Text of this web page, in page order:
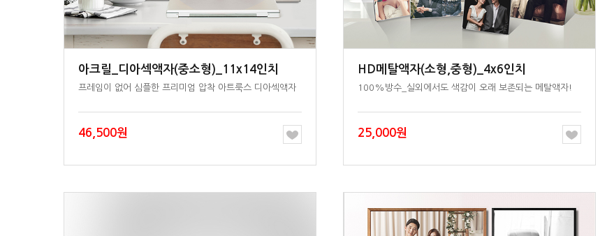
아크릴_디아섹액자(중소형)_11x14인치
프레임이 없어 심플한 프리미엄 압착 아트룩스 디아섹액자
46,500원
HD메탈액자(소형,중형)_4x6인치
100%방수_실외에서도 색감이 오래 보존되는 메탈액자!
25,000원